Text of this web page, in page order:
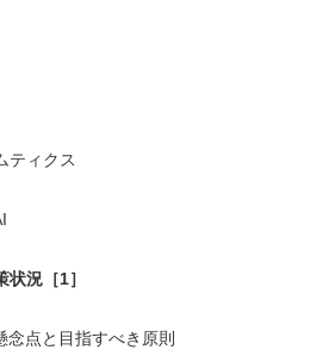
ィクス
況［1］
点と目指すべき原則